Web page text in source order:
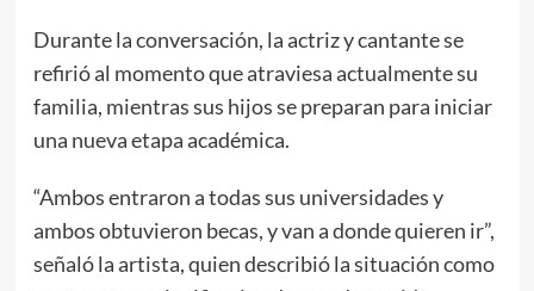
Durante la conversación, la actriz y cantante se
refirió al momento que atraviesa actualmente su
familia, mientras sus hijos se preparan para iniciar
una nueva etapa académica.
“Ambos entraron a todas sus universidades y
ambos obtuvieron becas, y van a donde quieren ir”,
señaló la artista, quien describió la situación como